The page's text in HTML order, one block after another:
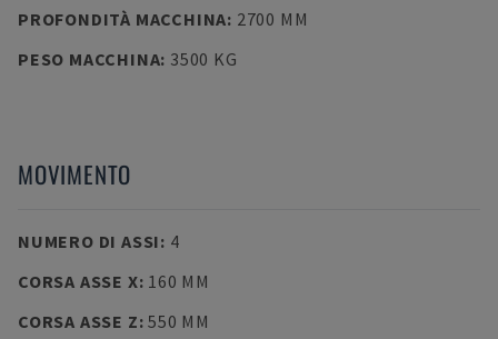
PROFONDITÀ MACCHINA: 2700 MM
PESO MACCHINA: 3500 KG
MOVIMENTO
NUMERO DI ASSI: 4
CORSA ASSE X: 160 MM
CORSA ASSE Z:550 MM